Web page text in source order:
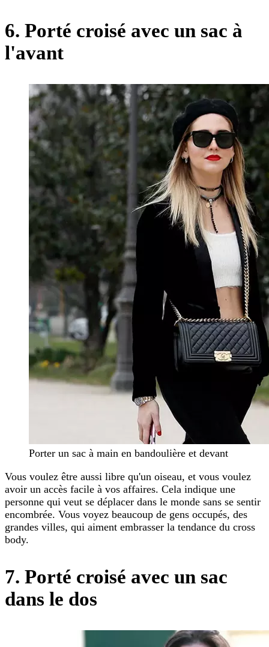
6. Porté croisé avec un sac à
l'avant
Porter un sac à main en bandoulière et devant
Vous voulez être aussi libre qu'un oiseau, et vous voulez
avoir un accès facile à vos affaires. Cela indique une
personne qui veut se déplacer dans le monde sans se sentir
encombrée. Vous voyez beaucoup de gens occupés, des
grandes villes, qui aiment embrasser la tendance du cross
body.
7. Porté croisé avec un sac
dans le dos